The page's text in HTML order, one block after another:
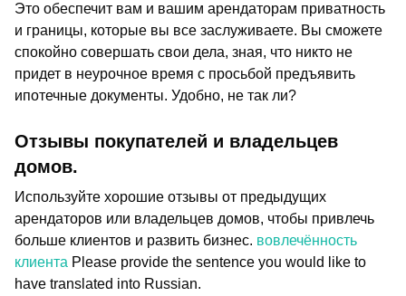
Это обеспечит вам и вашим арендаторам приватность
и границы, которые вы все заслуживаете. Вы сможете
спокойно совершать свои дела, зная, что никто не
придет в неурочное время с просьбой предъявить
ипотечные документы. Удобно, не так ли?
Отзывы покупателей и владельцев
домов.
Используйте хорошие отзывы от предыдущих
арендаторов или владельцев домов, чтобы привлечь
больше клиентов и развить бизнес. вовлечённость
клиента Please provide the sentence you would like to
have translated into Russian.